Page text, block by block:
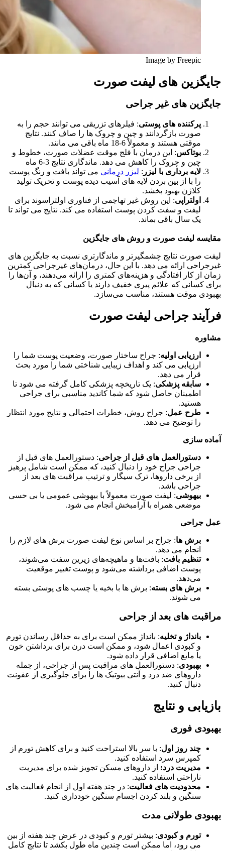
Image by Freepic
جایگزین های لیفت صورت
جایگزین های غیر جراحی
پرکننده های پوستی: فیلرهای تزریقی می توانند حجم را به
صورت بازگردانند و چین و چروک ها را صاف کنند. نتایج
موقتی هستند و معمولاً 6-18 ماه باقی می مانند.
بوتاکس: این درمان با فلج موقت عضلات صورت، خطوط و
چین و چروک را کاهش می دهد. ماندگاری نتایج 3-6 ماه
لایه برداری با لیزر : لیزر درمانی می تواند بافت و رنگ پوست
را با از بین بردن لایه های آسیب دیده پوست و تحریک تولید
کلاژن بهبود بخشد.
اولتراپی: این روش غیر تهاجمی از فناوری اولتراسوند برای
لیفت و سفت کردن پوست استفاده می کند. نتایج می تواند تا
یک سال باقی بماند.
مقایسه لیفت صورت و روش های جایگزین
لیفت صورت نتایج چشمگیرتر و ماندگارتری نسبت به جایگزین های
غیرجراحی ارائه می دهد. با این حال، درمان‌های غیرجراحی کمترین
زمان از کار افتادگی و هزینه‌های کمتری را ارائه می‌دهند، و آن‌ها را
برای کسانی که علائم پیری خفیف دارند یا کسانی که به دنبال
بهبودی موقت هستند، مناسب می‌سازد.
فرآیند جراحی لیفت صورت
مشاوره
ارزیابی اولیه: جراح ساختار صورت، وضعیت پوست شما را
ارزیابی می کند و اهداف زیبایی شناختی شما را مورد بحث
قرار می دهد.
سابقه پزشکی: یک تاریخچه پزشکی کامل گرفته می شود تا
اطمینان حاصل شود که شما کاندید مناسبی برای جراحی
هستید.
طرح عمل: جراح روش، خطرات احتمالی و نتایج مورد انتظار
را توضیح می دهد.
آماده سازی
دستورالعمل های قبل از جراحی: دستورالعمل های قبل از
جراحی جراح خود را دنبال کنید، که ممکن است شامل پرهیز
از برخی داروها، ترک سیگار و ترتیب مراقبت های بعد از
جراحی باشد.
بیهوشی: لیفت صورت معمولاً با بیهوشی عمومی یا بی حسی
موضعی همراه با آرامبخش انجام می شود.
عمل جراحی
برش ها: جراح بر اساس نوع لیفت صورت برش های لازم را
انجام می دهد.
تنظیم بافت: بافت‌ها و ماهیچه‌های زیرین سفت می‌شوند،
پوست اضافی برداشته می‌شود و پوست تغییر موقعیت
می‌دهد.
برش های بسته: برش ها با بخیه یا چسب های پوستی بسته
می شوند.
مراقبت های بعد از جراحی
بانداژ و تخلیه: بانداژ ممکن است برای به حداقل رساندن تورم
و کبودی اعمال شود، و ممکن است درن برای برداشتن خون
یا مایع اضافی قرار داده شود.
بهبودی: دستورالعمل های مراقبت پس از جراحی، از جمله
داروهای ضد درد و آنتی بیوتیک ها را برای جلوگیری از عفونت
دنبال کنید.
بازیابی و نتایج
بهبودی فوری
چند روز اول: با سر بالا استراحت کنید و برای کاهش تورم از
کمپرس سرد استفاده کنید.
مدیریت درد: از داروهای مسکن تجویز شده برای مدیریت
ناراحتی استفاده کنید.
محدودیت های فعالیت: در چند هفته اول از انجام فعالیت های
سنگین و بلند کردن اجسام سنگین خودداری کنید.
بهبودی طولانی مدت
تورم و کبودی: بیشتر تورم و کبودی در عرض چند هفته از بین
می رود، اما ممکن است چندین ماه طول بکشد تا نتایج کامل